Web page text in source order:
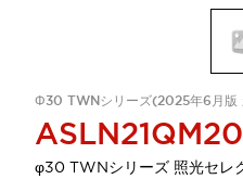
Φ30 TWNシリーズ(2025年6月版
φ30 TWNシリーズ 照光セレ